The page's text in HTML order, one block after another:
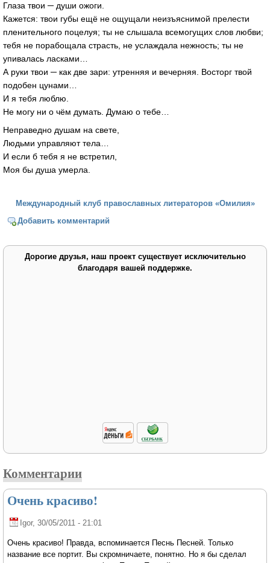
Глаза твои ─ души ожоги.
Кажется: твои губы ещё не ощущали неизъяснимой прелести
пленительного поцелуя; ты не слышала всемогущих слов любви;
тебя не порабощала страсть, не услаждала нежность; ты не
упивалась ласками…
А руки твои ─ как две зари: утренняя и вечерняя. Восторг твой
подобен цунами…
И я тебя люблю.
Не могу ни о чём думать. Думаю о тебе…
Неправедно душам на свете,
Людьми управляют тела…
И если б тебя я не встретил,
Моя бы душа умерла.
Международный клуб православных литераторов «Омилия»
Добавить комментарий
Дорогие друзья, наш проект существует исключительно
благодаря вашей поддержке.
Комментарии
Очень красиво!
Igor, 30/05/2011 - 21:01
Очень красиво! Правда, вспоминается Песнь Песней. Только
название все портит. Вы скромничаете, понятно. Но я бы сделал